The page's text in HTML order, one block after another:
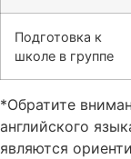
Подготовка к
школе в группе
*Обратите
английского
являются